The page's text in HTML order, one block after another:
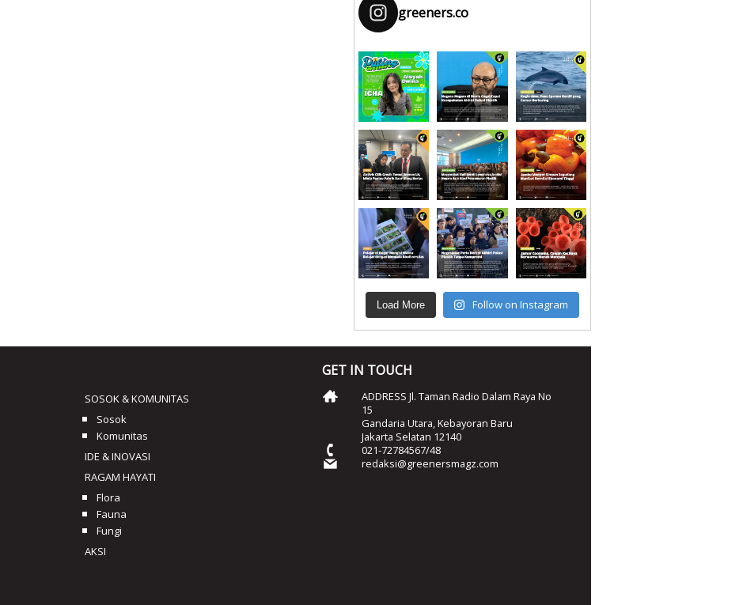
greeners.co
Load More Follow on Instagram
SOSOK & KOMUNITAS
Sosok
Komunitas
IDE & INOVASI
RAGAM HAYATI
Flora
Fauna
Fungi
AKSI
GET IN TOUCH
ADDRESS Jl. Taman Radio Dalam Raya No
15
Gandaria Utara, Kebayoran Baru
Jakarta Selatan 12140
021-72784567/48
redaksi@greenersmagz.com